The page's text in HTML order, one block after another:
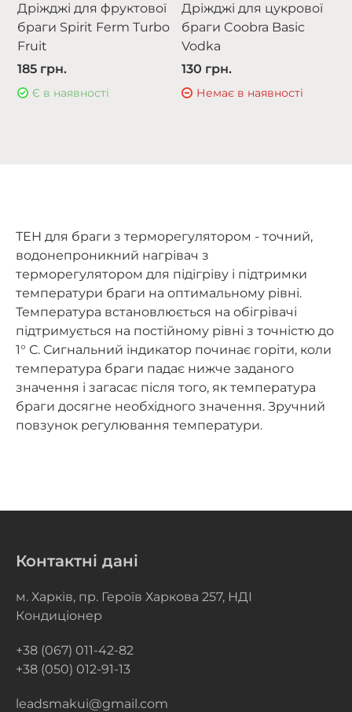
Дріжджі для фруктової
браги Spirit Ferm Turbo
Fruit
185 грн.
Є в наявності
Дріжджі для цукрової
браги Coobra Basic
Vodka
130 грн.
Немає в наявності
ТЕН для браги з терморегулятором - точний,
водонепроникний нагрівач з
терморегулятором для підігріву і підтримки
температури браги на оптимальному рівні.
Температура встановлюється на обігрівачі
підтримується на постійному рівні з точністю до
1° С. Сигнальний індикатор починає горіти, коли
температура браги падає нижче заданого
значення і загасає після того, як температура
браги досягне необхідного значення. Зручний
повзунок регулювання температури.
Контактні дані
м. Харків, пр. Героїв Харкова 257, НДІ
Кондиціонер
+38 (067) 011-42-82
+38 (050) 012-91-13
leadsmakui@gmail.com